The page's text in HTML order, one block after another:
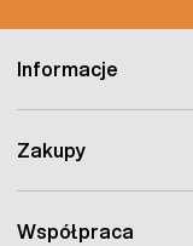
Informacje
Zakupy
Współpraca